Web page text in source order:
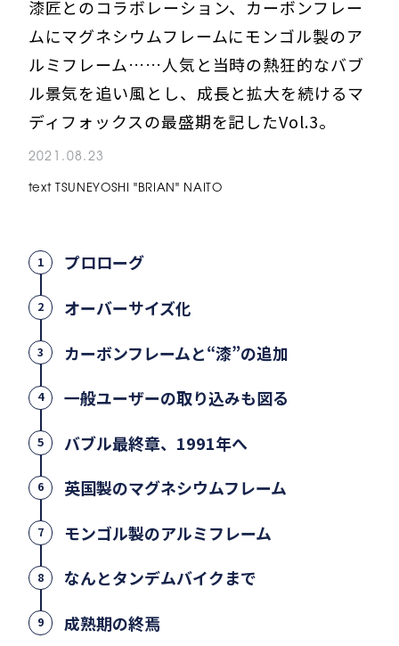
漆匠とのコラボレーション、カーボンフレー
ムにマグネシウムフレームにモンゴル製のア
ルミフレーム……人気と当時の熱狂的なバブ
ル景気を追い風とし、成長と拡大を続けるマ
ディフォックスの最盛期を記したVol.3。
2021.08.23
text TSUNEYOSHI "BRIAN" NAITO
1 プロローグ
2 オーバーサイズ化
3 カーボンフレームと“漆”の追加
4 一般ユーザーの取り込みも図る
5 バブル最終章、1991年へ
6 英国製のマグネシウムフレーム
7 モンゴル製のアルミフレーム
8 なんとタンデムバイクまで
9 成熟期の終焉